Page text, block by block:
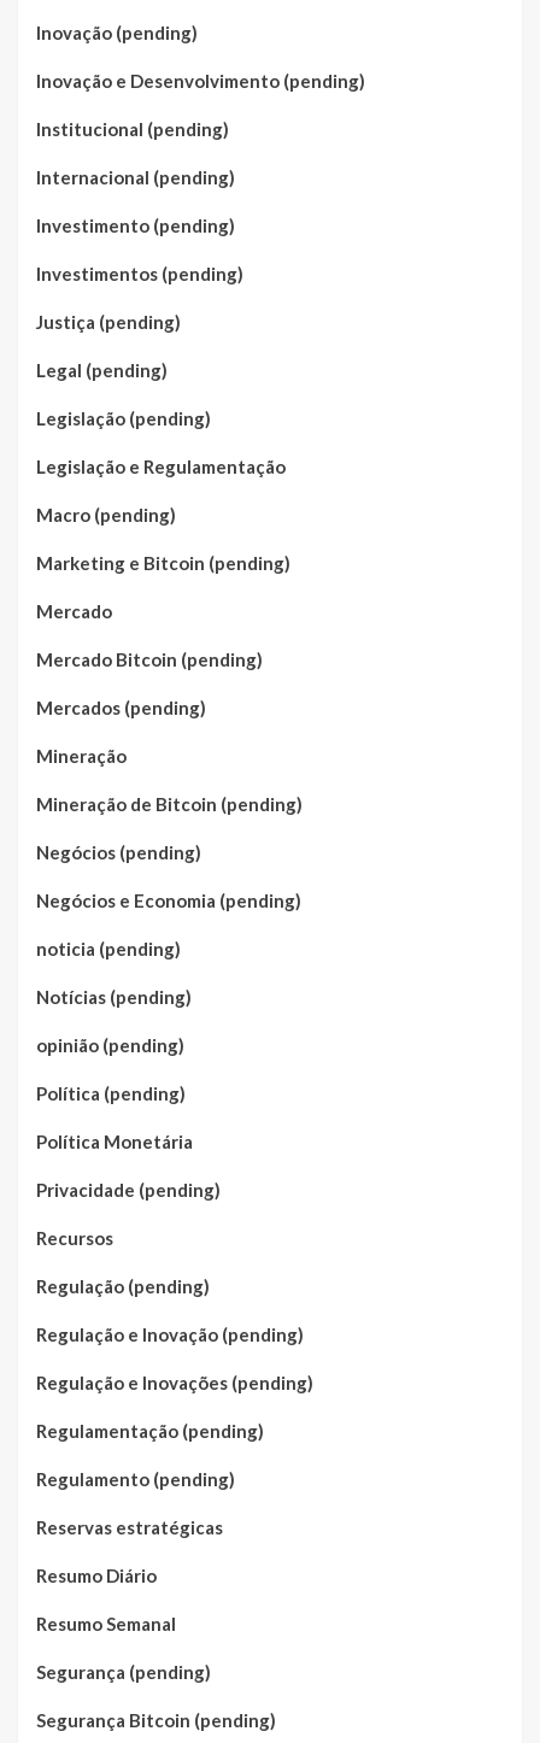
Inovação (pending)
Inovação e Desenvolvimento (pending)
Institucional (pending)
Internacional (pending)
Investimento (pending)
Investimentos (pending)
Justiça (pending)
Legal (pending)
Legislação (pending)
Legislação e Regulamentação
Macro (pending)
Marketing e Bitcoin (pending)
Mercado
Mercado Bitcoin (pending)
Mercados (pending)
Mineração
Mineração de Bitcoin (pending)
Negócios (pending)
Negócios e Economia (pending)
noticia (pending)
Notícias (pending)
opinião (pending)
Política (pending)
Política Monetária
Privacidade (pending)
Recursos
Regulação (pending)
Regulação e Inovação (pending)
Regulação e Inovações (pending)
Regulamentação (pending)
Regulamento (pending)
Reservas estratégicas
Resumo Diário
Resumo Semanal
Segurança (pending)
Segurança Bitcoin (pending)